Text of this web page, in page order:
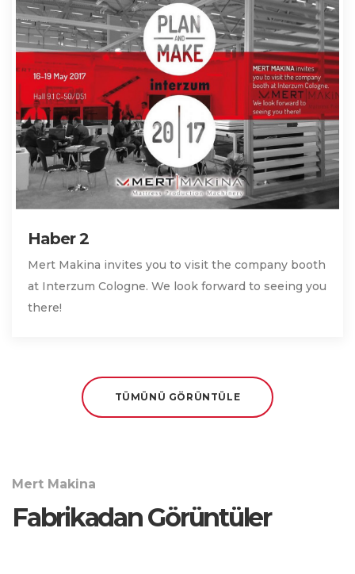
Haber 2
Mert Makina invites you to visit the company booth
at Interzum Cologne. We look forward to seeing you
there!
TÜMÜNÜ GÖRÜNTÜLE
Mert Makina
Fabrikadan Görüntüler